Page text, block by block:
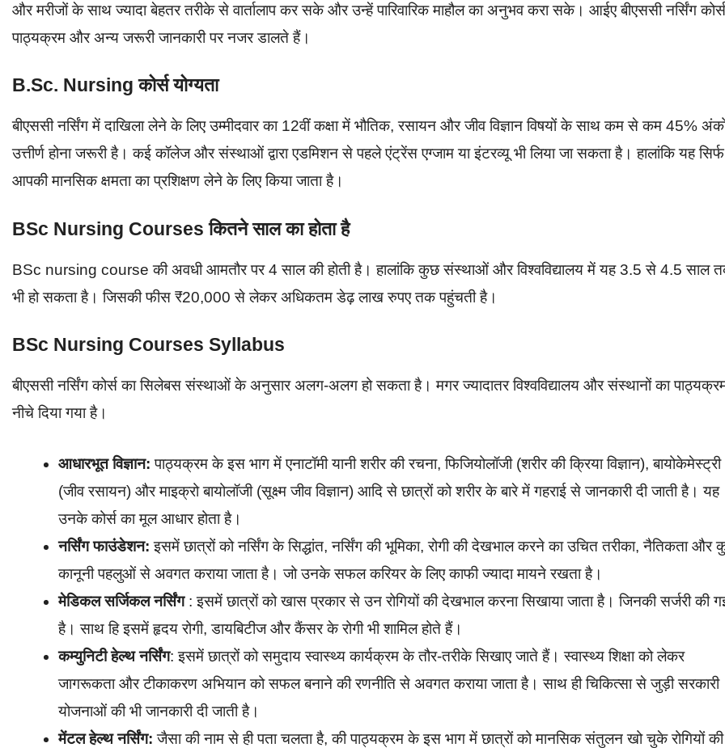
और मरीजों के साथ ज्यादा बेहतर तरीके से वार्तालाप कर सके और उन्हें पारिवारिक माहौल का अनुभव करा सके। आईए बीएससी नर्सिंग
पाठ्यक्रम और अन्य जरूरी जानकारी पर नजर डालते हैं।
B.Sc. Nursing कोर्स योग्यता
बीएससी नर्सिंग में दाखिला लेने के लिए उम्मीदवार का 12वीं कक्षा में भौतिक, रसायन और जीव विज्ञान विषयों के साथ कम से कम 45%
उत्तीर्ण होना जरूरी है। कई कॉलेज और संस्थाओं द्वारा एडमिशन से पहले एंट्रेंस एग्जाम या इंटरव्यू भी लिया जा सकता है। हालांकि यह सिर्फ
आपकी मानसिक क्षमता का प्रशिक्षण लेने के लिए किया जाता है।
BSc Nursing Courses कितने साल का होता है
BSc nursing course की अवधी आमतौर पर 4 साल की होती है। हालांकि कुछ संस्थाओं और विश्वविद्यालय में यह 3.5 से 4.5 साल
भी हो सकता है। जिसकी फीस ₹20,000 से लेकर अधिकतम डेढ़ लाख रुपए तक पहुंचती है।
BSc Nursing Courses Syllabus
बीएससी नर्सिंग कोर्स का सिलेबस संस्थाओं के अनुसार अलग-अलग हो सकता है। मगर ज्यादातर विश्वविद्यालय और संस्थानों का
नीचे दिया गया है।
आधारभूत विज्ञान: पाठ्यक्रम के इस भाग में एनाटॉमी यानी शरीर की रचना, फिजियोलॉजी (शरीर की क्रिया विज्ञान), बायोकेमेस्ट्री
(जीव रसायन) और माइक्रो बायोलॉजी (सूक्ष्म जीव विज्ञान) आदि से छात्रों को शरीर के बारे में गहराई से जानकारी दी जाती है। यह
उनके कोर्स का मूल आधार होता है।
नर्सिंग फाउंडेशन: इसमें छात्रों को नर्सिंग के सिद्धांत, नर्सिंग की भूमिका, रोगी की देखभाल करने का उचित तरीका, नैतिकता और
कानूनी पहलुओं से अवगत कराया जाता है। जो उनके सफल करियर के लिए काफी ज्यादा मायने रखता है।
मेडिकल सर्जिकल नर्सिंग: इसमें छात्रों को खास प्रकार से उन रोगियों की देखभाल करना सिखाया जाता है। जिनकी सर्जरी की
है। साथ हि इसमें हृदय रोगी, डायबिटीज और कैंसर के रोगी भी शामिल होते हैं।
कम्युनिटी हेल्थ नर्सिंग: इसमें छात्रों को समुदाय स्वास्थ्य कार्यक्रम के तौर-तरीके सिखाए जाते हैं। स्वास्थ्य शिक्षा को लेकर
जागरूकता और टीकाकरण अभियान को सफल बनाने की रणनीति से अवगत कराया जाता है। साथ ही चिकित्सा से जुड़ी सरकारी
योजनाओं की भी जानकारी दी जाती है।
मेंटल हेल्थ नर्सिंग: जैसा की नाम से ही पता चलता है, की पाठ्यक्रम के इस भाग में छात्रों को मानसिक संतुलन खो चुके रोगियों की